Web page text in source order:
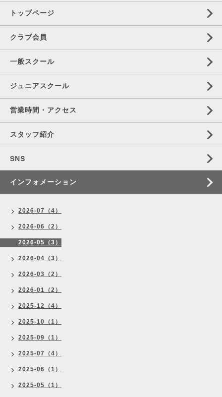
トップページ
クラブ会員
一般スクール
ジュニアスクール
営業時間・アクセス
スタッフ紹介
SNS
インフォメーション
2026-07（4）
2026-06（2）
2026-05（3）
2026-04（3）
2026-03（2）
2026-01（2）
2025-12（4）
2025-10（1）
2025-09（1）
2025-07（4）
2025-06（1）
2025-05（1）